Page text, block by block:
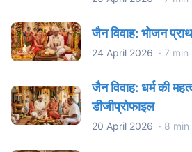
जैन विवाह: भोजन
24 April 2026 · 7 min
जैन विवाह: धर्म की
डीजीप्रोफाइल
20 April 2026 · 8 min